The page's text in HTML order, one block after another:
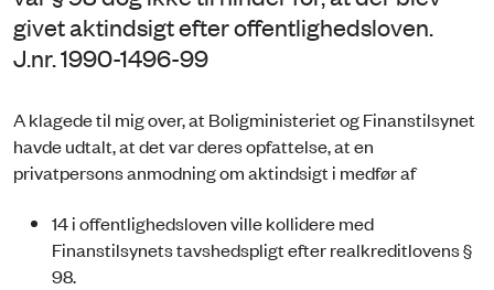
givet aktindsigt efter offentlighedsloven.
J.nr. 1990-1496-99
A klagede til mig over, at Boligministeriet og Finanstilsynet
havde udtalt, at det var deres opfattelse, at en
privatpersons anmodning om aktindsigt i medfør af
14 i offentlighedsloven ville kollidere med
Finanstilsynets tavshedspligt efter realkreditlovens §
98.